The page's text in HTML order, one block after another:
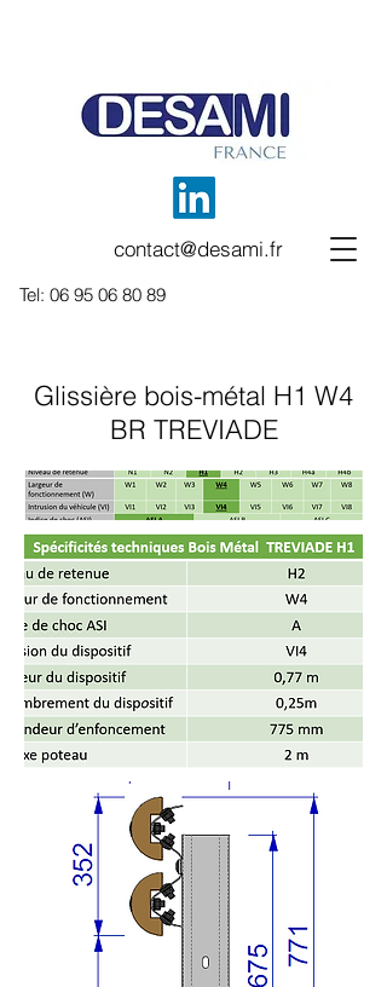
contact@desami.fr
Tel: 06 95 06 80 89
Glissière bois-métal H1 W4
BR TREVIADE